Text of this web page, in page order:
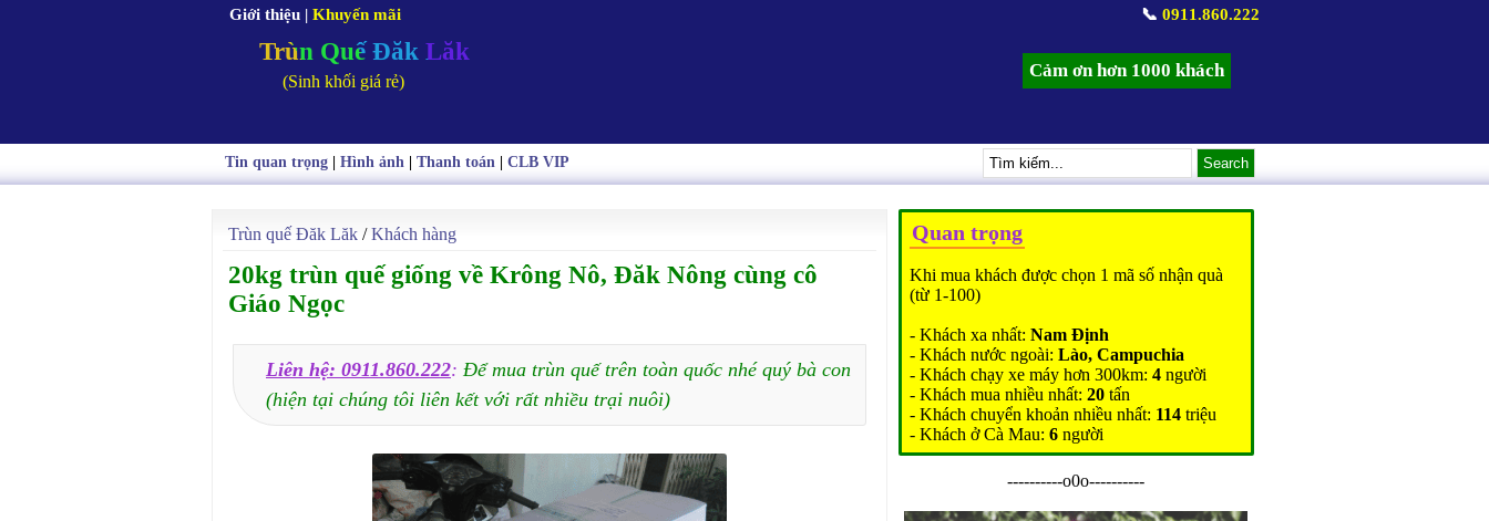
Giới thiệu | Khuyến mãi 📞 0911.860.222
Trùn Quế Đăk Lăk
(Sinh khối giá rẻ)
Cảm ơn hơn 1000 khách
Tin quan trọng| Hình ảnh| Thanh toán| CLB VIP
Trùn quế Đăk Lăk /Khách hàng
20kg trùn quế giống về Krông Nô, Đăk Nông cùng cô
Giáo Ngọc
Liên hệ: 0911.860.222: Để mua trùn quế trên toàn quốc nhé quý bà con
(hiện tại chúng tôi liên kết với rất nhiều trại nuôi)
Quan trọng
Khi mua khách được chọn 1 mã số nhận quà
(từ 1-100)
- Khách xa nhất: Nam Định
- Khách nước ngoài: Lào, Campuchia
- Khách chạy xe máy hơn 300km: 4 người
- Khách mua nhiều nhất: 20 tấn
- Khách chuyển khoản nhiều nhất: 114 triệu
- Khách ở Cà Mau: 6 người
----------o0o----------